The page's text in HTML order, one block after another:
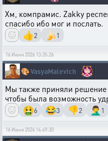
Хм, компрамис. Zakkу
спасибо ибо мог и послать.
👍2 🍌1
16 Июня 2026 13:35:26
🎨VasyaMalevich
Мы также приняли решение
чтобы была возможность
🤮6 😂3 👎2 🤦‍♂️ 1
16 Июня 2026 14:49:30